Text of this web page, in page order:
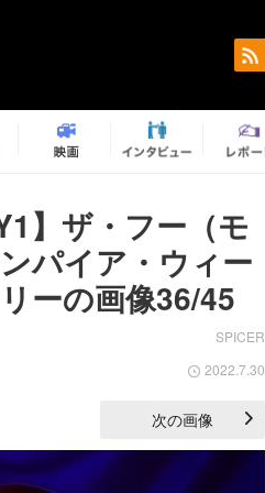
】ザ・フー（モ
パイア・ウィー
ーの画像36/45
SPICER
2022.7.30
次の画像